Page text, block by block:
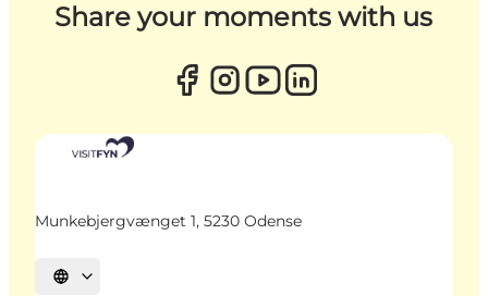
Share your moments with us
Munkebjergvænget 1, 5230 Odense
Sprache auswählen